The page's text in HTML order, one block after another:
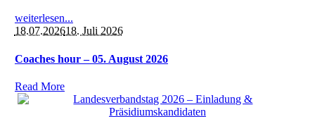
weiterlesen...
18.07.202618. Juli 2026
Coaches hour – 05. August 2026
Read More